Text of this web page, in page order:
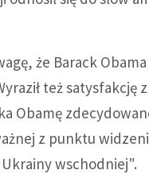
że Barack
też satysfakcję
Obamę
z punktu
wschodniej".